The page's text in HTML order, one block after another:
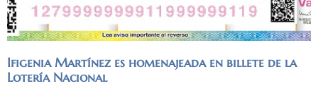
Ifigenia Martínez es homenajeada en billete de la
Lotería Nacional